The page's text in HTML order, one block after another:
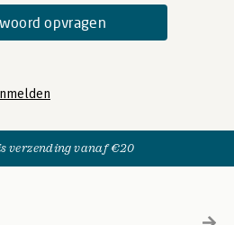
verzending vanaf €20